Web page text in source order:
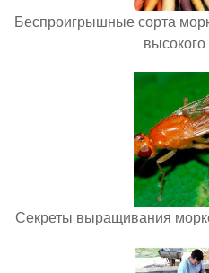
Беспроигрышные сорта
Секреты выращивания